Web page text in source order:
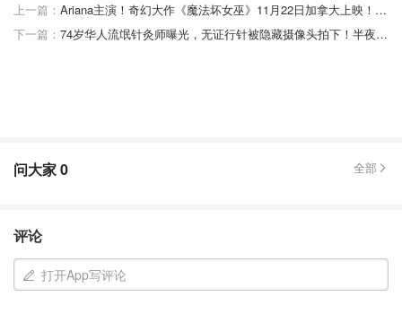
加拿大第一家！Rogers与马斯克合作
上一篇：
Ariana主演！奇幻大作《魔法坏女巫》11月22日加拿大上映！百老汇著名音乐剧改编🎞️
下一篇：
74岁华人流氓针灸师曝光，无证行针被隐藏摄像头拍下！半夜丢神秘包裹引起怀疑！
问大家0 全部
评论
打开App写评论